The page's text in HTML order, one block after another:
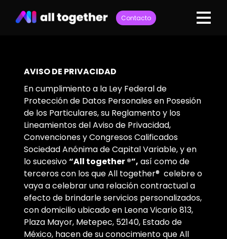
Contacto
AVISO DE PRIVACIDAD
En cumplimiento a la Ley Federal de
Protección de Datos Personales en Posesión
de los Particulares, su Reglamento y los
Lineamientos del Aviso de Privacidad,
Convenciones y Congresos Calificados
Sociedad Anónima de Capital Variable, y en
lo sucesivo“All together ®”, así como de
terceros con los que All together® celebre o
vaya a celebrar una relación contractual a
efecto de brindarle servicios personalizados,
con domicilio ubicado en Leona Vicario 813,
Plaza Mayor, Metepec, 52140, Estado de
México, hacen de su conocimiento que All